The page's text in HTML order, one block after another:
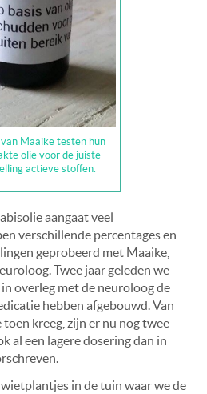
Maaike testen hun
olie voor de juiste
actieve stoffen.
aangaat veel
verschillende percentages en
geprobeerd met Maaike,
Twee jaar geleden we
overleg met de neuroloog de
hebben afgebouwd. Van
kreeg, zijn er nu nog twee
al een lagere dosering dan in
in de tuin waar we de